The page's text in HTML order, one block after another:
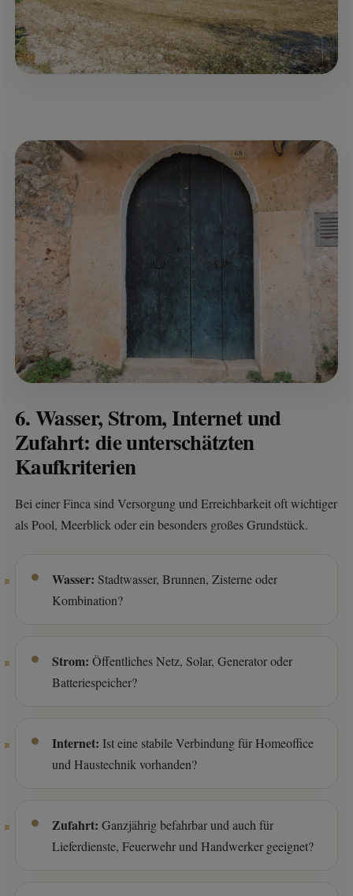
6. Wasser, Strom, Internet und
Zufahrt: die unterschätzten
Kaufkriterien
Bei einer Finca sind Versorgung und Erreichbarkeit oft wichtiger
als Pool, Meerblick oder ein besonders großes Grundstück.
Wasser: Stadtwasser, Brunnen, Zisterne oder
Kombination?
Strom: Öffentliches Netz, Solar, Generator oder
Batteriespeicher?
Internet: Ist eine stabile Verbindung für Homeoffice
und Haustechnik vorhanden?
Zufahrt: Ganzjährig befahrbar und auch für
Lieferdienste, Feuerwehr und Handwerker geeignet?